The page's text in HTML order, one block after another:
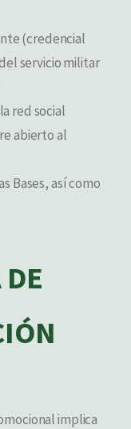
(credencial
servicio militar
red social
abierto al
Bases, así como
implica